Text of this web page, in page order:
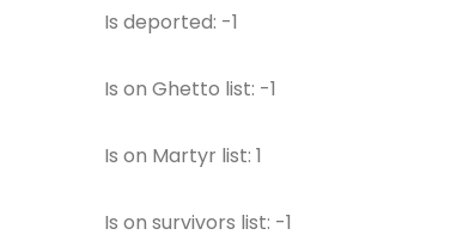
Is deported: -1
Is on Ghetto list: -1
Is on Martyr list: 1
Is on survivors list: -1